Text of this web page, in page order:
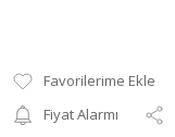
Fiyat Alarmı